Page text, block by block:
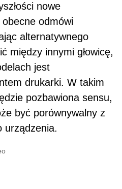
nowe
odmówi
alternatywnego
między innymi głowicę,
jest
drukarki. W takim
pozbawiona sensu,
być porównywalny z
urządzenia.